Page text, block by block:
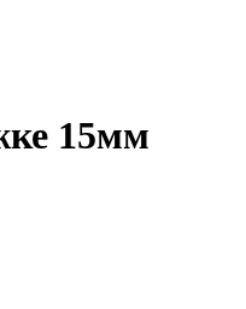
15мм